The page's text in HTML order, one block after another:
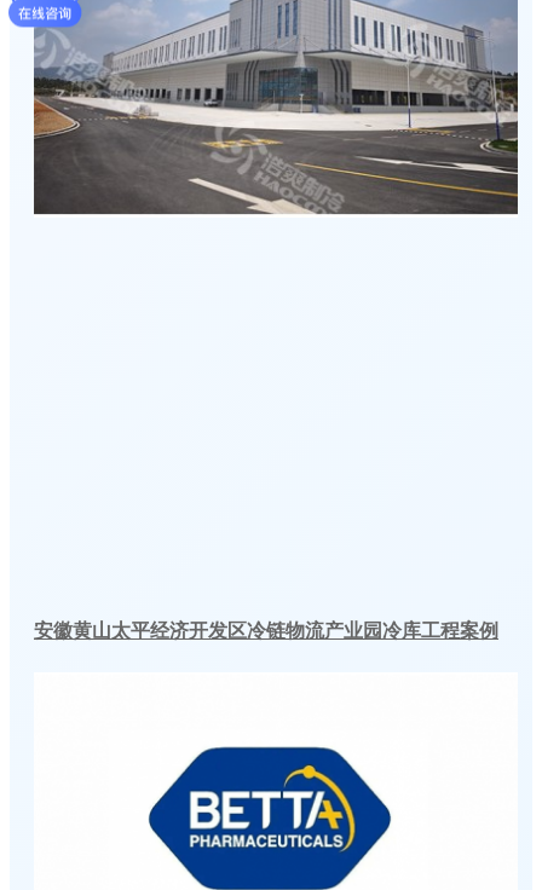
安徽黄山太平经济开发区冷链物流产业园冷库工程案例